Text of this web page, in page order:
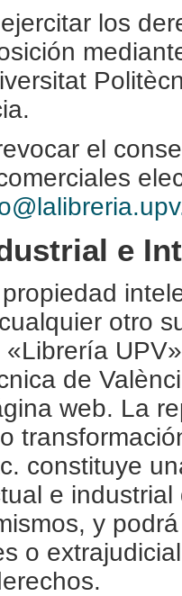
los
el
e
otro
de
web. La
constituye
e
y
o